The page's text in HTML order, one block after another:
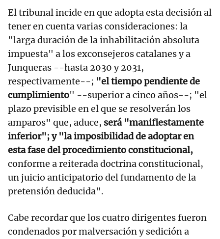
El tribunal incide en que adopta esta decisión al
tener en cuenta varias consideraciones: la
"larga duración de la inhabilitación absoluta
impuesta" a los exconsejeros catalanes y a
Junqueras --hasta 2030 y 2031,
respectivamente--; "el tiempo pendiente de
cumplimiento" --superior a cinco años--; "el
plazo previsible en el que se resolverán los
amparos" que, aduce, será "manifiestamente
inferior"; y "la imposibilidad de adoptar en
esta fase del procedimiento constitucional,
conforme a reiterada doctrina constitucional,
un juicio anticipatorio del fundamento de la
pretensión deducida".
Cabe recordar que los cuatro dirigentes fueron
condenados por malversación y sedición a